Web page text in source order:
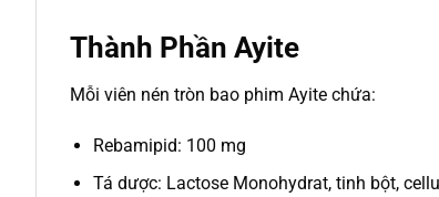
Thành Phần Ayite
Mỗi viên nén tròn bao phim Ayite chứa:
Rebamipid: 100 mg
Tá dược: Lactose Monohydrat, tinh bột,